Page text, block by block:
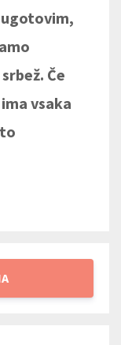
Če
vsaka